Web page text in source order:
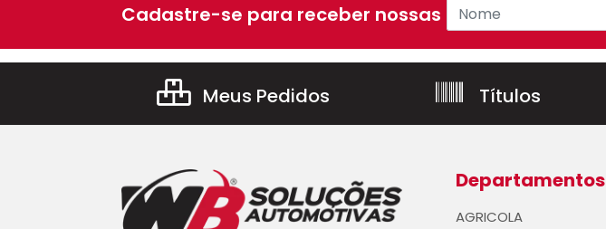
Cadastre-se para receber nossas ofertas!
Meus Pedidos Títulos
Departamentos
AGRICOLA